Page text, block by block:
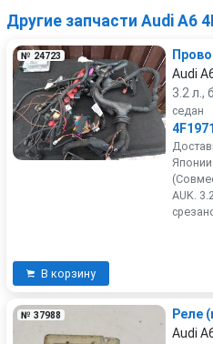
Другие запчасти Audi A6
№ 24723
Audi
3.2 л.,
седан
AUK.
В корзину
№ 37988
Реле
Audi